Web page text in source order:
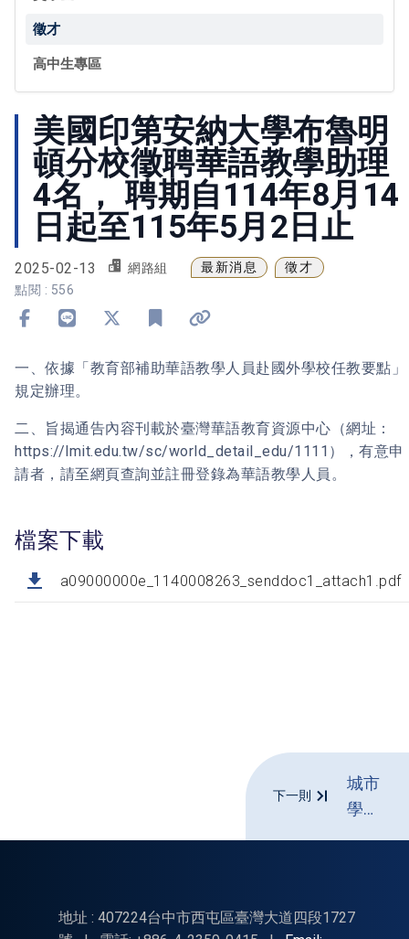
徵才
高中生專區
美國印第安納大學布魯明
頓分校徵聘華語教學助理
4名， 聘期自114年8月14
日起至115年5月2日止
2025-02-13 網路組 最新消息
徵才
點閱 : 556
一、依據「教育部補助華語教學人員赴國外學校任教要點」
規定辦理。
二、旨揭通告內容刊載於臺灣華語教育資源中心（網址：
https://lmit.edu.tw/sc/world_detail_edu/1111），有意申
請者，請至網頁查詢並註冊登錄為華語教學人員。
檔案下載
a09000000e_1140008263_senddoc1_attach1.pdf
下一則
城市
學校
城市
地址 : 407224台中市西屯區臺灣大道四段1727